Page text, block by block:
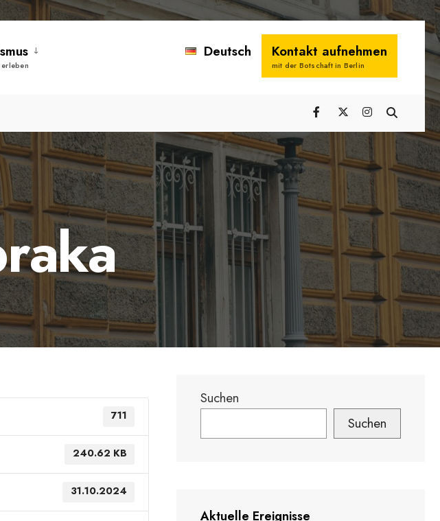
Kontakt aufnehmen
mit der Botschaft in Berlin
Deutsch
711
240.62 KB
31.10.2024
Suchen
Suchen
Aktuelle Ereignisse